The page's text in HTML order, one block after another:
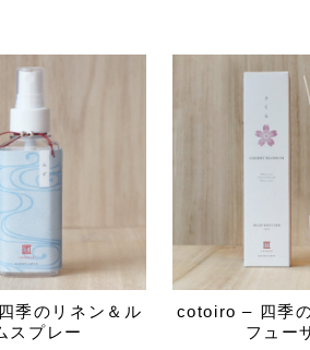
季のリネン＆ル
スプレー
cotoiro – 四季
フュー